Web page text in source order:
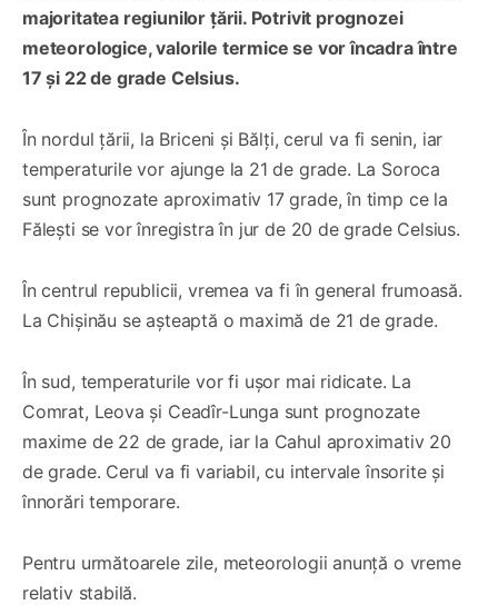
majoritatea regiunilor țării. Potrivit prognozei
meteorologice, valorile termice se vor încadra între
17 și 22 de grade Celsius.
În nordul țării, la Briceni și Bălți, cerul va fi senin, iar
temperaturile vor ajunge la 21 de grade. La Soroca
sunt prognozate aproximativ 17 grade, în timp ce la
Fălești se vor înregistra în jur de 20 de grade Celsius.
În centrul republicii, vremea va fi în general frumoasă.
La Chișinău se așteaptă o maximă de 21 de grade.
În sud, temperaturile vor fi ușor mai ridicate. La
Comrat, Leova și Ceadîr-Lunga sunt prognozate
maxime de 22 de grade, iar la Cahul aproximativ 20
de grade. Cerul va fi variabil, cu intervale însorite și
înnorări temporare.
Pentru următoarele zile, meteorologii anunță o vreme
relativ stabilă.